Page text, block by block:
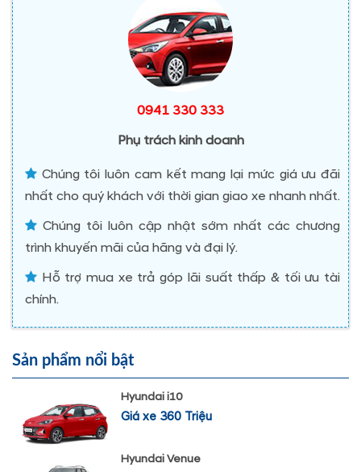
0941 330 333
Phụ trách kinh doanh
Chúng tôi luôn cam kết mang lại mức giá ưu đãi
nhất cho quý khách với thời gian giao xe nhanh nhất.
Chúng tôi luôn cập nhật sớm nhất các chương
trình khuyến mãi của hãng và đại lý.
Hỗ trợ mua xe trả góp lãi suất thấp & tối ưu tài
chính.
Sản phẩm nổi bật
Hyundai i10
Giá xe 360 Triệu
Hyundai Venue